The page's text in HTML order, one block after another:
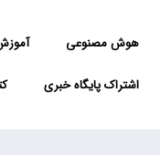
هوش مصنوعی
اشتراک پایگاه خبری